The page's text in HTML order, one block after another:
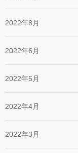
2022年8月
2022年6月
2022年5月
2022年4月
2022年3月